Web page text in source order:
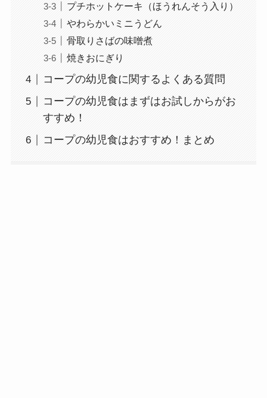
プチホットケーキ（ほうれんそう入り）
やわらかいミニうどん
骨取りさばの味噌煮
焼きおにぎり
コープの幼児食に関するよくある質問
コープの幼児食はまずはお試しからがお
すすめ！
コープの幼児食はおすすめ！まとめ